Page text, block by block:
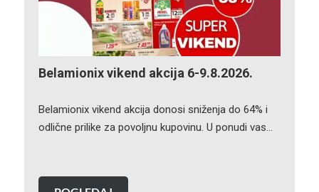
Belamionix vikend akcija 6-9.8.2026.
Belamionix vikend akcija donosi sniženja do 64% i
odlične prilike za povoljnu kupovinu. U ponudi vas…